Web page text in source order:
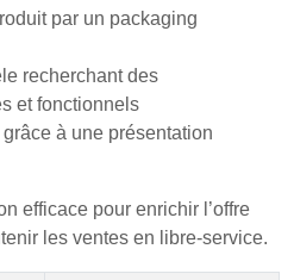
par un packaging
recherchant des
et fonctionnels
à une présentation
efficace pour enrichir l’offre
les ventes en libre-service.